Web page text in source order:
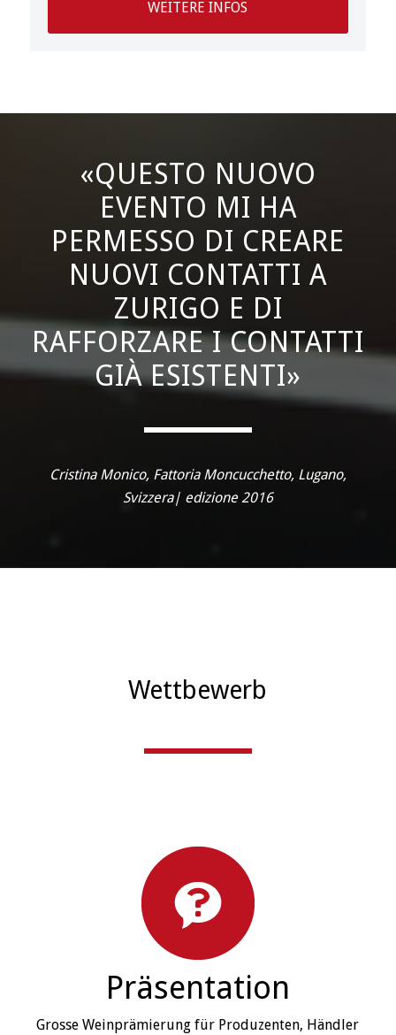
WEITERE INFOS
«QUESTO NUOVO
EVENTO MI HA
PERMESSO DI CREARE
NUOVI CONTATTI A
ZURIGO E DI
RAFFORZARE I CONTATTI
GIÀ ESISTENTI»
Cristina Monico, Fattoria Moncucchetto, Lugano,
Svizzera| edizione 2016
Wettbewerb
Präsentation
Grosse Weinprämierung für Produzenten, Händler